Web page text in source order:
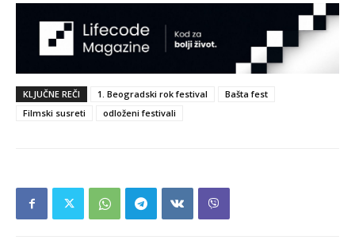
KLJUČNE REČI 1. Beogradski rok festival
Bašta fest
Filmski susreti
odloženi festivali